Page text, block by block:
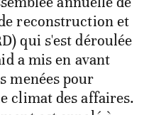
reconstruction et
qui s'est déroulée
a mis en avant
menées pour
climat des affaires.